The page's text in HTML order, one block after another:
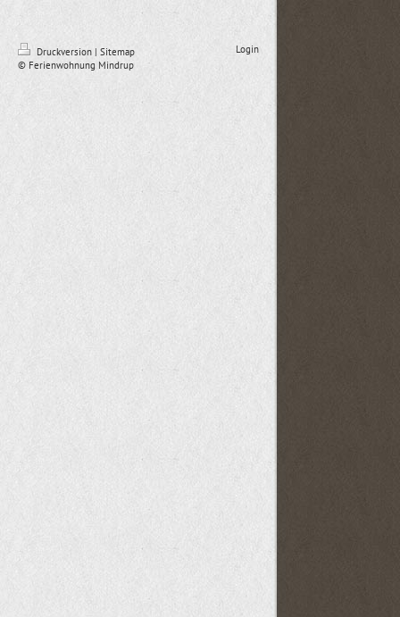
Druckversion | Sitemap
© Ferienwohnung Mindrup
Login